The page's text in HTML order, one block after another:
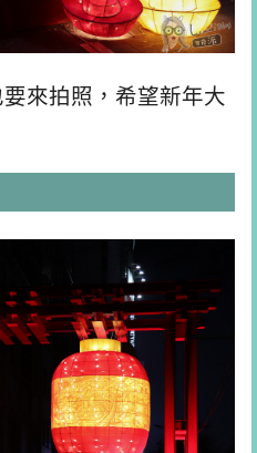
來拍照，希望新年大